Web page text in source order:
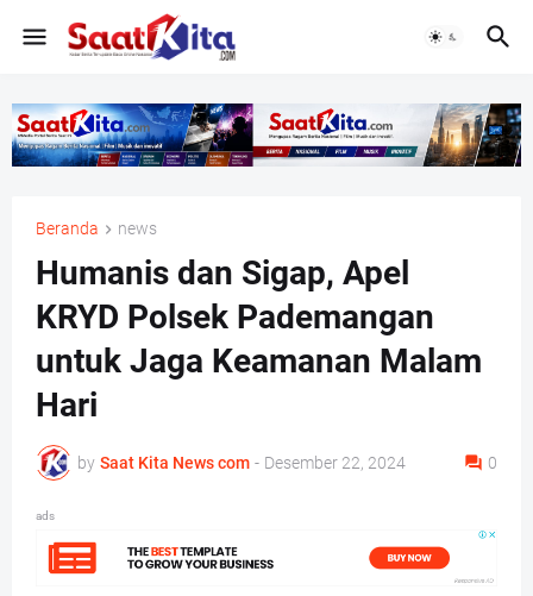
Beranda news
Humanis dan Sigap, Apel
KRYD Polsek Pademangan
untuk Jaga Keamanan Malam
Hari
by Saat Kita News com - Desember 22, 2024 0
ads